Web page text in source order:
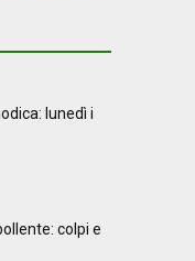
lunedì i
colpi e